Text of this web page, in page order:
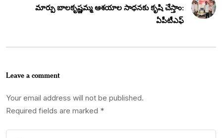
మార్పు బాలకృష్ణమ్మ ఆశయాల సాధనకు కృషి చేస్తాం:
ఏపీటీఎఫ్
Leave a comment
Your email address will not be published.
Required fields are marked *